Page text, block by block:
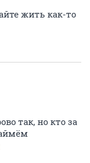
жить как-то
так, но кто за